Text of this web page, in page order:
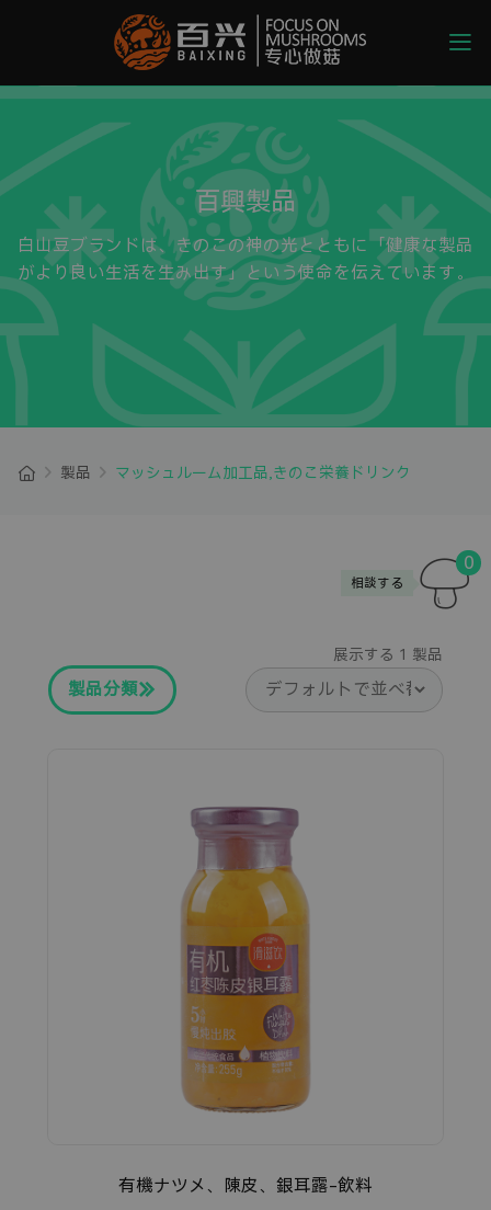
百興製品
白山豆ブランドは、きのこの神の光とともに「健康な製品
がより良い生活を生み出す」という使命を伝えています。
製品 マッシュルーム加工品,きのこ栄養ドリンク
展示する 1 製品
製品分類
有機ナツメ、陳皮、銀耳露-飲料
相談する
0